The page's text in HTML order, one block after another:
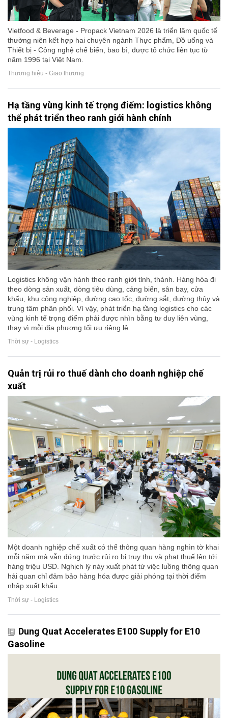
Vietfood & Beverage - Propack Vietnam 2026 là triển lãm quốc tế
thường niên kết hợp hai chuyên ngành Thực phẩm, Đồ uống và
Thiết bị - Công nghệ chế biến, bao bì, được tổ chức liên tục từ
năm 1996 tại Việt Nam.
Thương hiệu - Giao thương
Hạ tầng vùng kinh tế trọng điểm: logistics không
thể phát triển theo ranh giới hành chính
Logistics không vận hành theo ranh giới tỉnh, thành. Hàng hóa đi
theo dòng sản xuất, dòng tiêu dùng, cảng biển, sân bay, cửa
khẩu, khu công nghiệp, đường cao tốc, đường sắt, đường thủy và
trung tâm phân phối. Vì vậy, phát triển hạ tầng logistics cho các
vùng kinh tế trọng điểm phải được nhìn bằng tư duy liên vùng,
thay vì mỗi địa phương tối ưu riêng lẻ.
Thời sự - Logistics
Quản trị rủi ro thuế dành cho doanh nghiệp chế
xuất
Một doanh nghiệp chế xuất có thể thông quan hàng nghìn tờ khai
mỗi năm mà vẫn đứng trước rủi ro bị truy thu và phạt thuế lên tới
hàng triệu USD. Nghịch lý này xuất phát từ việc luồng thông quan
hải quan chỉ đảm bảo hàng hóa được giải phóng tại thời điểm
nhập xuất khẩu.
Thời sự - Logistics
Dung Quat Accelerates E100 Supply for E10
Gasoline